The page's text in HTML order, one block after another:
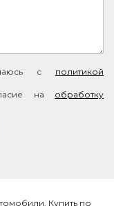
c политикой
на обработку
Купить по